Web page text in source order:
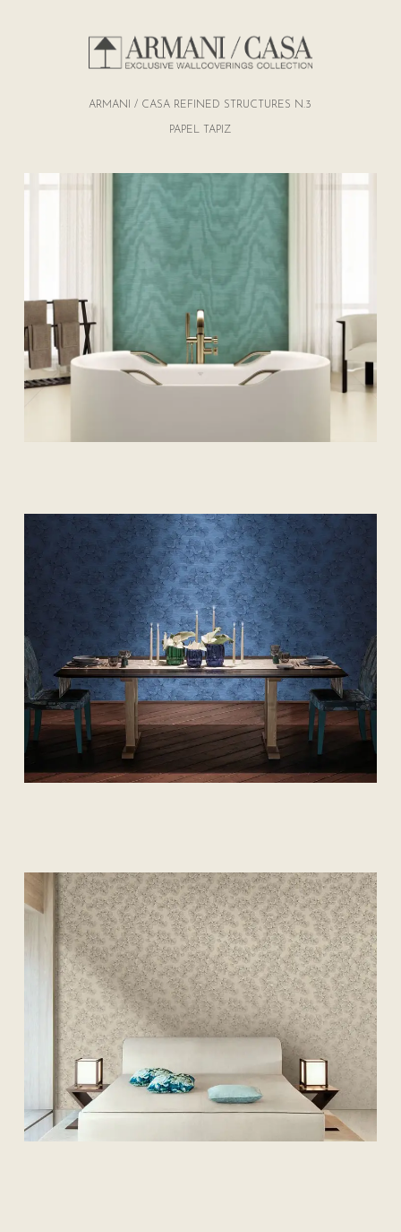
ARMANI / CASA REFINED STRUCTURES N.3
PAPEL TAPIZ